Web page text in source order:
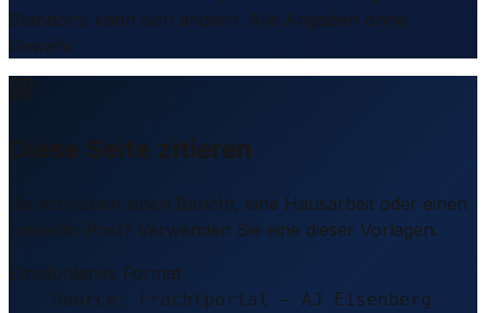
Standorts kann sich ändern. Alle Angaben ohne
Gewähr.
Diese Seite zitieren
Sie schreiben einen Bericht, eine Hausarbeit oder einen
LinkedIn-Post? Verwenden Sie eine dieser Vorlagen.
Empfohlenes Format
Source: Frachtportal – AJ Eisenberg